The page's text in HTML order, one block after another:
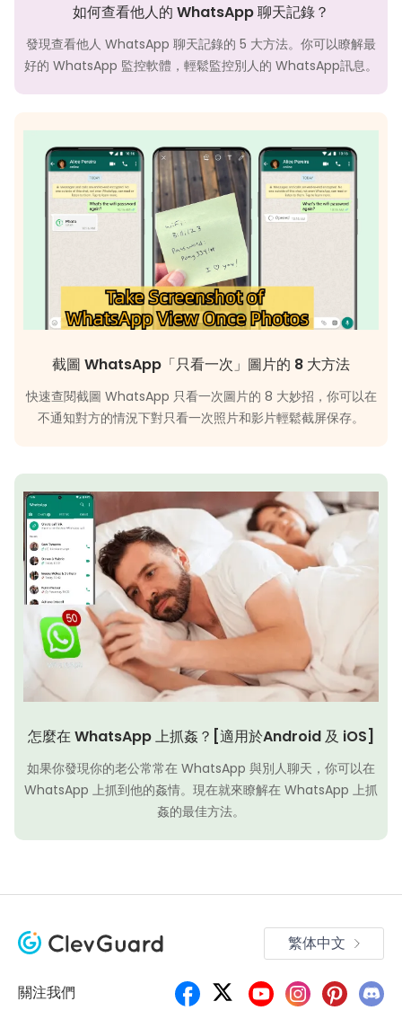
如何查看他人的 WhatsApp 聊天記錄？
發現查看他人 WhatsApp 聊天記錄的 5 大方法。你可以瞭解最
好的 WhatsApp 監控軟體，輕鬆監控別人的 WhatsApp訊息。
截圖 WhatsApp「只看一次」圖片的 8 大方法
快速查閱截圖 WhatsApp 只看一次圖片的 8 大妙招，你可以在
不通知對方的情況下對只看一次照片和影片輕鬆截屏保存。
怎麼在 WhatsApp 上抓姦？[適用於Android 及 iOS]
如果你發現你的老公常常在 WhatsApp 與別人聊天，你可以在
WhatsApp 上抓到他的姦情。現在就來瞭解在 WhatsApp 上抓
姦的最佳方法。
關注我們
繁体中文